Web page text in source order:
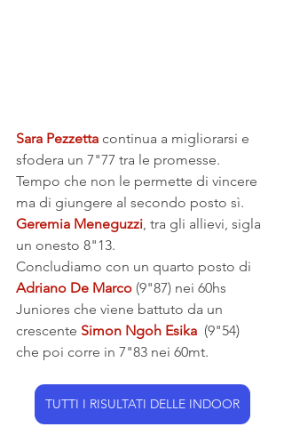
Sara Pezzetta continua a migliorarsi e
sfodera un 7"77 tra le promesse.
Tempo che non le permette di vincere
ma di giungere al secondo posto sì.
Geremia Meneguzzi, tra gli allievi, sigla
un onesto 8"13.
Concludiamo con un quarto posto di
Adriano De Marco (9"87) nei 60hs
Juniores che viene battuto da un
crescente Simon Ngoh Esika
  (9"54)
che poi corre in 7"83 nei 60mt.
TUTTI I RISULTATI DELLE INDOOR